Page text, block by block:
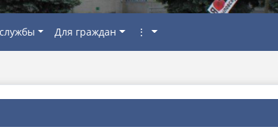
Для граждан ⋮